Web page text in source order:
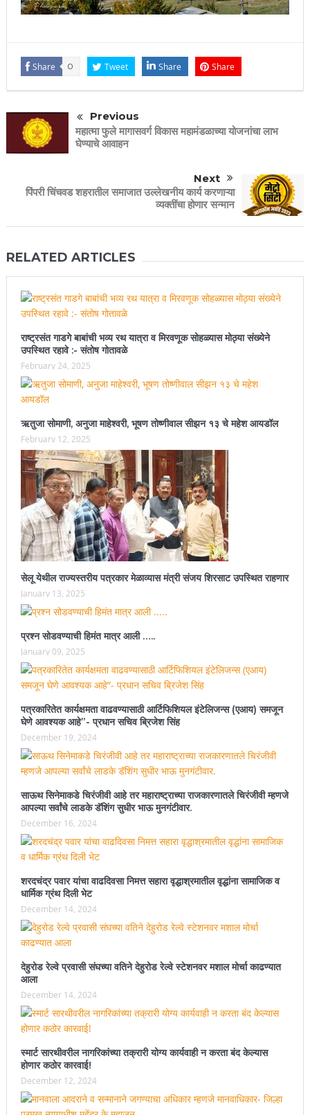
Share 0 Tweet Share Share
Previous
महात्मा फुले मागासवर्ग विकास महामंडळाच्या योजनांचा लाभ
घेण्याचे आवाहन
Next
पिंपरी चिंचवड शहरातील समाजात उल्लेखनीय कार्य करणाऱ्या
व्यक्तींचा होणार सन्मान
RELATED ARTICLES
राष्ट्रसंत गाडगे बाबांची भव्य रथ यात्रा व मिरवणूक सोहळ्यास मोठ्या संख्येने
उपस्थित रहावे :- संतोष गोतावळे
February 24, 2025
ऋतुजा सोमाणी, अनुजा माहेश्वरी, भूषण तोष्णीवाल सीझन १३ चे महेश आयडॉल
February 12, 2025
सेलू येथील राज्यस्तरीय पत्रकार मेळाव्यास मंत्री संजय शिरसाट उपस्थित राहणार
January 13, 2025
प्रश्न सोडवण्याची हिमंत मात्र आली …..
January 09, 2025
पत्रकारितेत कार्यक्षमता वाढवण्यासाठी आर्टिफिशियल इंटेलिजन्स (एआय) समजून
घेणे आवश्यक आहे”- प्रधान सचिव ब्रिजेश सिंह
December 19, 2024
साऊथ सिनेमाकडे चिरंजीवी आहे तर महाराष्ट्राच्या राजकारणातले चिरंजीवी म्हणजे
आपल्या सर्वांचे लाडके डॅशिंग सुधीर भाऊ मुनगंटीवार.
December 16, 2024
शरदचंद्र पवार यांचा वाढदिवसा निमत्त सहारा वृद्धाश्रमातील वृद्धांना सामाजिक व
धार्मिक ग्रंथ दिली भेट
December 14, 2024
देहुरोड रेल्वे प्रवासी संघच्या वतिने देहुरोड रेल्वे स्टेशनवर मशाल मोर्चा काढण्यात
आला
December 14, 2024
स्मार्ट सारथीवरील नागरिकांच्या तक्रारी योग्य कार्यवाही न करता बंद केल्यास
होणार कठोर कारवाई!
December 12, 2024